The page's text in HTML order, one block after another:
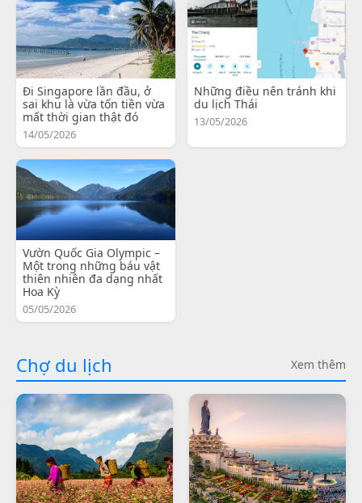
Đi Singapore lần đầu, ở
sai khu là vừa tốn tiền vừa
mất thời gian thật đó
14/05/2026
Những điều nên tránh khi
du lịch Thái
13/05/2026
Vườn Quốc Gia Olympic –
Một trong những báu vật
thiên nhiên đa dạng nhất
Hoa Kỳ
05/05/2026
Chợ du lịch Xem thêm